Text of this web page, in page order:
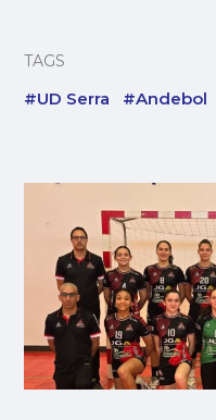
TAGS
#UD Serra #Andebol